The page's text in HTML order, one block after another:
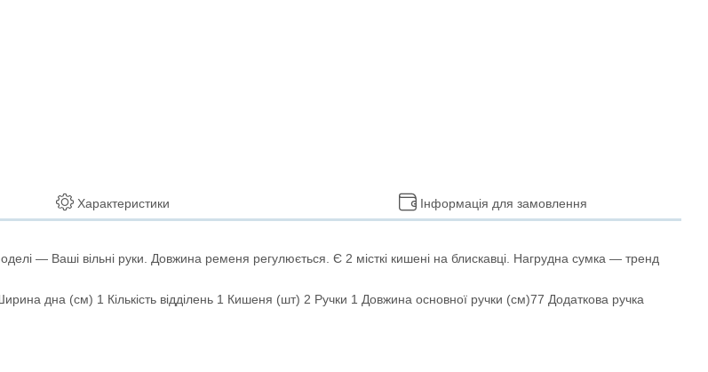
Характеристики Інформація для замовлення
— Ваші вільні руки. Довжина ременя регулюється. Є 2 місткі кишені на блискавці. Нагрудна сумка — тренд
дна (см) 1 Кількість відділень 1 Кишеня (шт) 2 Ручки 1 Довжина основної ручки (см)77 Додаткова ручка